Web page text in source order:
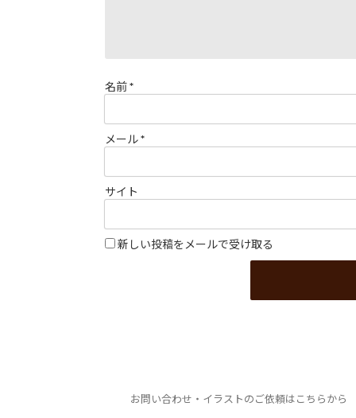
名前*
メール*
サイト
新しい投稿をメールで受け取る
お問い合わせ・イラストのご依頼はこちらから